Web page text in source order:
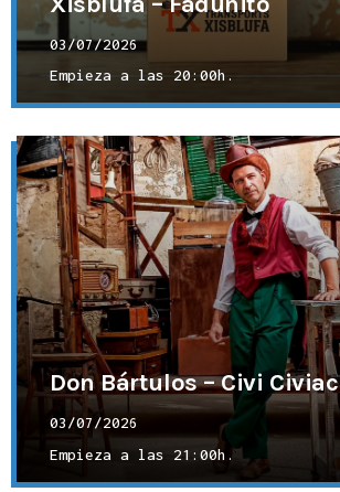
03/07/2026
Empieza a las 20:00h.
Don Bártulos – Civi Civiac
03/07/2026
Empieza a las 21:00h.